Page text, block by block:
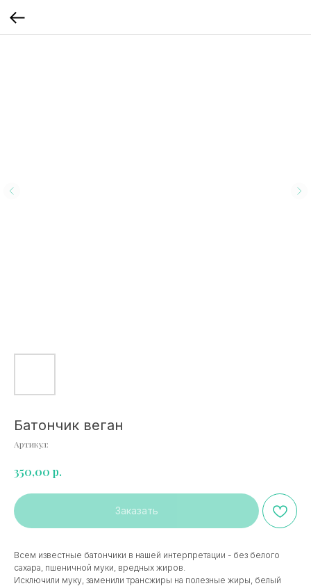
Батончик веган
Артикул:
350,00 р.
Заказать
Всем известные батончики в нашей интерпретации - без белого
сахара, пшеничной муки, вредных жиров.
Исключили муку, заменили трансжиры на полезные жиры, белый